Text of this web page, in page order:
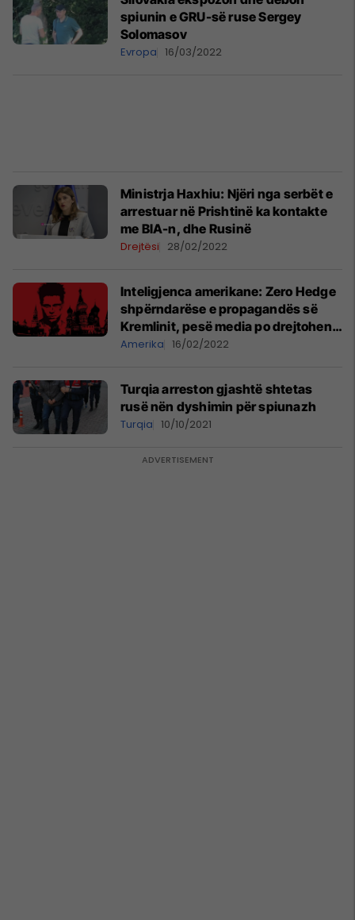
spiunin e GRU-së ruse Sergey
Solomasov
Evropa 16/03/2022
Ministrja Haxhiu: Njëri nga serbët e
arrestuar në Prishtinë ka kontakte
me BIA-n, dhe Rusinë
Drejtësi 28/02/2022
Inteligjenca amerikane: Zero Hedge
shpërndarëse e propagandës së
Kremlinit, pesë media po drejtohen
nga spiunët rusë
Amerika 16/02/2022
Turqia arreston gjashtë shtetas
rusë nën dyshimin për spiunazh
Turqia 10/10/2021